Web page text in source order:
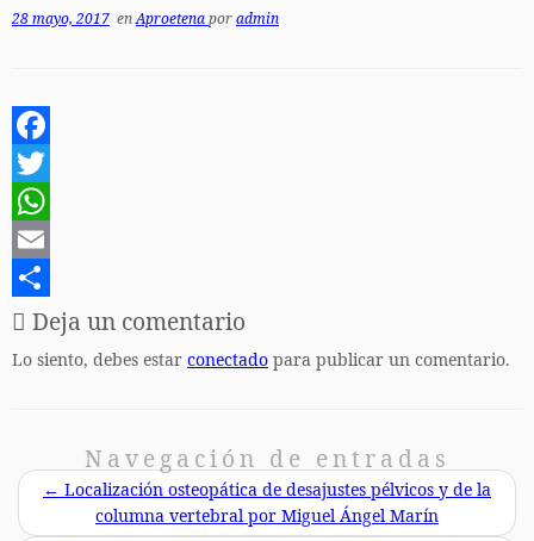
28 mayo, 2017 enAproetenaporadmin
F
a
c
e
b
o
T
w
t
t
W
h
a
t
E
m
a
C
o
Deja un comentario
Lo siento, debes estar conectado para publicar un comentario.
Navegación de entradas
← Localización osteopática de desajustes pélvicos y de la
columna vertebral por Miguel Ángel Marín